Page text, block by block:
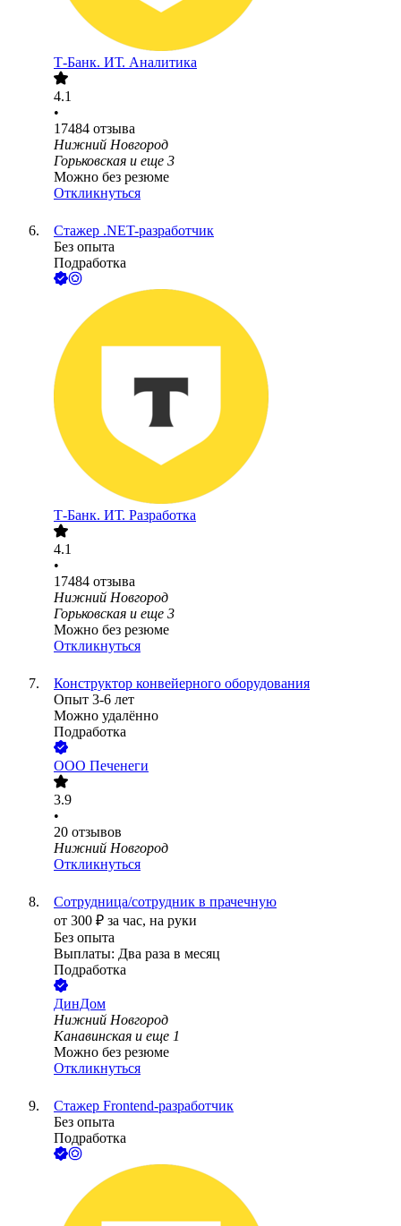
Т-Банк. ИТ. Аналитика
4.1
•
17484 отзыва
Нижний Новгород
Горьковская и еще 3
Можно без резюме
Откликнуться
Стажер .NET-разработчик
Без опыта
Подработка
Т-Банк. ИТ. Разработка
4.1
•
17484 отзыва
Нижний Новгород
Горьковская и еще 3
Можно без резюме
Откликнуться
Конструктор конвейерного оборудования
Опыт 3-6 лет
Можно удалённо
Подработка
ООО Печенеги
3.9
•
20 отзывов
Нижний Новгород
Откликнуться
Сотрудница/сотрудник в прачечную
от 300 ₽ за час, на руки
Без опыта
Выплаты: Два раза в месяц
Подработка
ДинДом
Нижний Новгород
Канавинская и еще 1
Можно без резюме
Откликнуться
Стажер Frontend-разработчик
Без опыта
Подработка